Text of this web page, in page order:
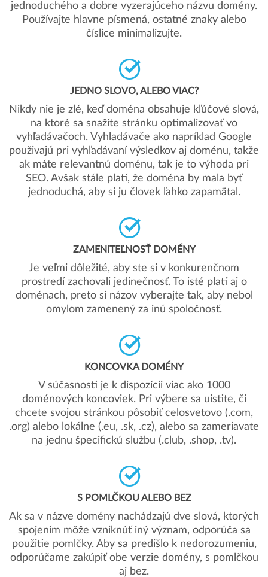
jednoduchého a dobre vyzerajúceho názvu domény.
Používajte hlavne písmená, ostatné znaky alebo
číslice minimalizujte.
JEDNO SLOVO, ALEBO VIAC?
Nikdy nie je zlé, keď doména obsahuje kľúčové slová,
na ktoré sa snažíte stránku optimalizovať vo
vyhľadávačoch. Vyhladávače ako napríklad Google
použivajú pri vyhľadávaní výsledkov aj doménu, takže
ak máte relevantnú doménu, tak je to výhoda pri
SEO. Avšak stále platí, že doména by mala byť
jednoduchá, aby si ju človek ľahko zapamätal.
ZAMENITEĽNOSŤ DOMÉNY
Je veľmi dôležité, aby ste si v konkurenčnom
prostredí zachovali jedinečnosť. To isté platí aj o
doménach, preto si názov vyberajte tak, aby nebol
omylom zamenený za inú spoločnosť.
KONCOVKA DOMÉNY
V súčasnosti je k dispozícii viac ako 1000
doménových koncoviek. Pri výbere sa uistite, či
chcete svojou stránkou pôsobiť celosvetovo (.com,
.org) alebo lokálne (.eu, .sk, .cz), alebo sa zameriavate
na jednu špecifickú službu (.club, .shop, .tv).
S POMLČKOU ALEBO BEZ
Ak sa v názve domény nachádzajú dve slová, ktorých
spojením môže vzniknúť iný význam, odporúča sa
použitie pomlčky. Aby sa predišlo k nedorozumeniu,
odporúčame zakúpiť obe verzie domény, s pomlčkou
aj bez.